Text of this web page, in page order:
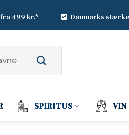
499 kr.* Danmarks
SPIRITUS